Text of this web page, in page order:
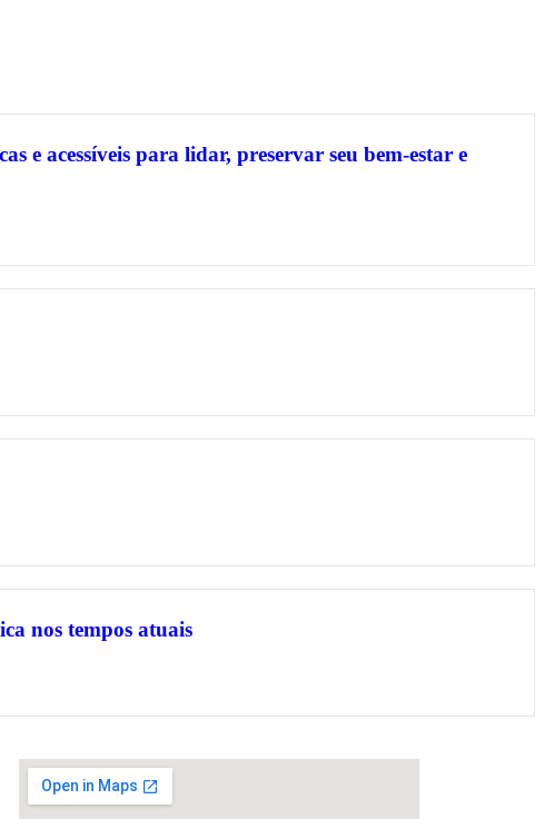
e acessíveis para lidar, preservar seu bem-estar e
nos tempos atuais